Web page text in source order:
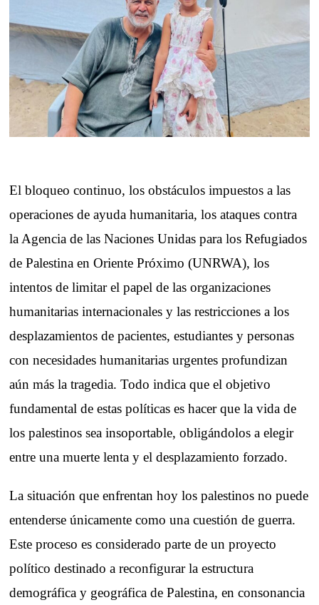
El bloqueo continuo, los obstáculos impuestos a las
operaciones de ayuda humanitaria, los ataques contra
la Agencia de las Naciones Unidas para los Refugiados
de Palestina en Oriente Próximo (UNRWA), los
intentos de limitar el papel de las organizaciones
humanitarias internacionales y las restricciones a los
desplazamientos de pacientes, estudiantes y personas
con necesidades humanitarias urgentes profundizan
aún más la tragedia. Todo indica que el objetivo
fundamental de estas políticas es hacer que la vida de
los palestinos sea insoportable, obligándolos a elegir
entre una muerte lenta y el desplazamiento forzado.
La situación que enfrentan hoy los palestinos no puede
entenderse únicamente como una cuestión de guerra.
Este proceso es considerado parte de un proyecto
político destinado a reconfigurar la estructura
demográfica y geográfica de Palestina, en consonancia